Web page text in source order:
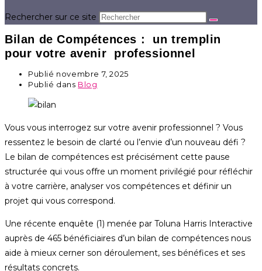
Rechercher sur ce site
Bilan de Compétences : un tremplin
pour votre avenir professionnel
Publié novembre 7, 2025
Publié dans Blog
Vous vous interrogez sur votre avenir professionnel ? Vous
ressentez le besoin de clarté ou l’envie d’un nouveau défi ?
Le bilan de compétences est précisément cette pause
structurée qui vous offre un moment privilégié pour réfléchir
à votre carrière, analyser vos compétences et définir un
projet qui vous correspond.
Une récente enquête (1) menée par Toluna Harris Interactive
auprès de 465 bénéficiaires d’un bilan de compétences nous
aide à mieux cerner son déroulement, ses bénéfices et ses
résultats concrets.